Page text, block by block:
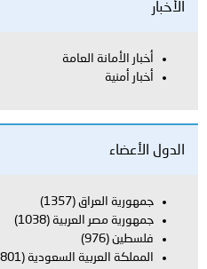
الأخبار
أخبار الأمانة العامة
أخبار أمنية
الدول الأعضاء
جمهورية العراق (1357)
جمهورية مصر العربية (1038)
فلسطين (976)
المملكة العربية السعودية (801)